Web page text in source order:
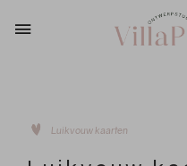
Luikvouw kaarten